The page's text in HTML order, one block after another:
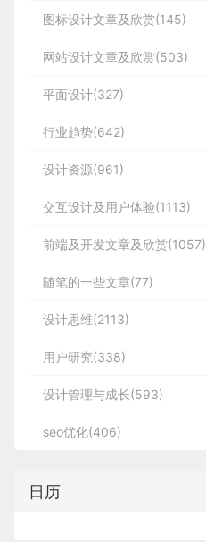
图标设计文章及欣赏(145)
网站设计文章及欣赏(503)
平面设计(327)
行业趋势(642)
设计资源(961)
交互设计及用户体验(1113)
前端及开发文章及欣赏(1057)
随笔的一些文章(77)
设计思维(2113)
用户研究(338)
设计管理与成长(593)
seo优化(406)
日历